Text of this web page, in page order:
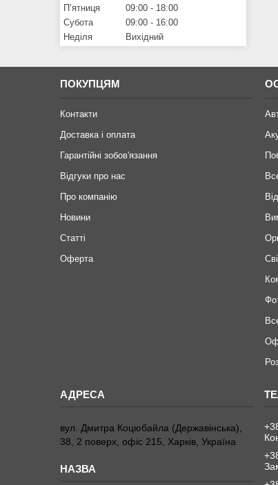
Пʼятниця
09:00
18:00
Субота
09:00
16:00
Неділя
Вихідний
ПОКУПЦЯМ
Контакти
Доставка і оплата
Гарантійні зобов'язання
Відгуки про нас
Про компанію
Новини
Статті
Оферта
вул. Дмитра Коцюбайла (Державінська),
38, 2 поверх, офіс 215, Харків, Україна